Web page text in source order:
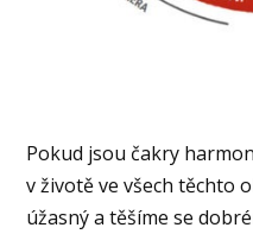
Pokud jsou čakry
v životě ve všech těchto
úžasný a těšíme se